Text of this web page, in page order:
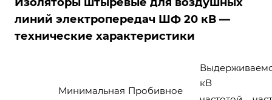
линий электропередач ШФ 20 кВ —
технические характеристики
Минимальная Пробивное
кВ